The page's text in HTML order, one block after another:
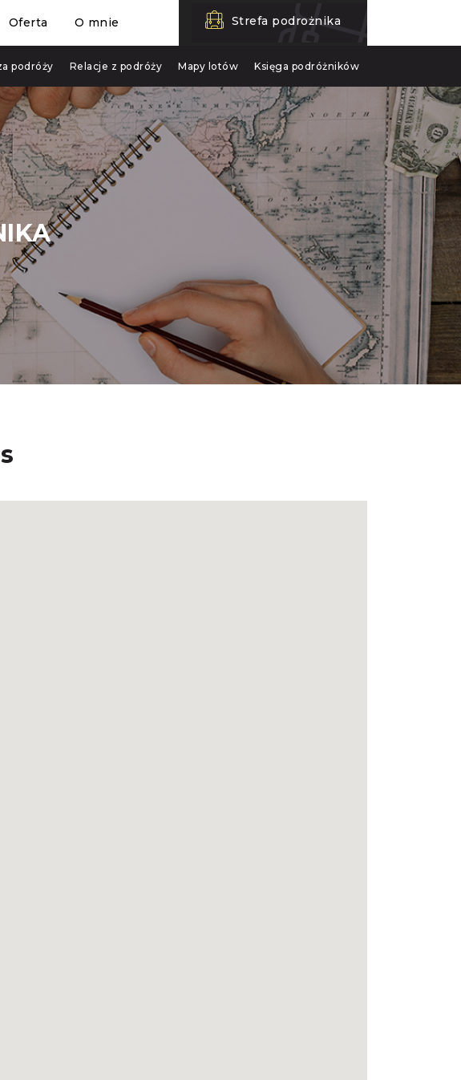
Oferta O mnie Strefa podrożnika
podróży Relacje z podróży Mapy lotów Księga podróżników